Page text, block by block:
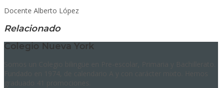
Docente Alberto López
Relacionado
Colegio Nueva York